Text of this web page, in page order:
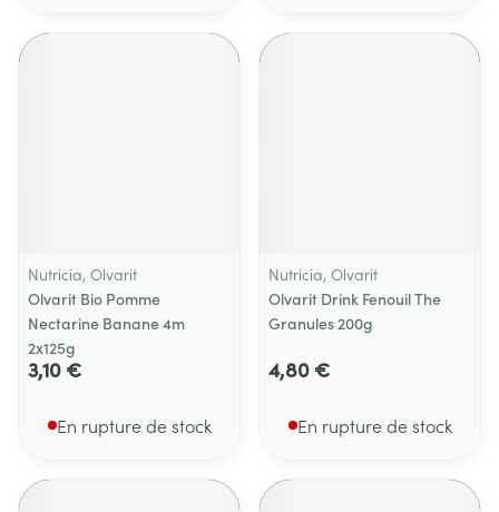
Nutricia, Olvarit
Olvarit Bio Pomme
Nectarine Banane 4m
2x125g
3,10 €
En rupture de stock
Nutricia, Olvarit
Olvarit Drink Fenouil The
Granules 200g
4,80 €
En rupture de stock